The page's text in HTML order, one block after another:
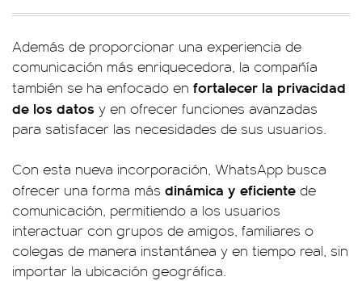
Además de proporcionar una experiencia de
comunicación más enriquecedora, la compañía
también se ha enfocado en fortalecer la privacidad
de los datos y en ofrecer funciones avanzadas
para satisfacer las necesidades de sus usuarios.
Con esta nueva incorporación, WhatsApp busca
ofrecer una forma más dinámica y eficiente de
comunicación, permitiendo a los usuarios
interactuar con grupos de amigos, familiares o
colegas de manera instantánea y en tiempo real, sin
importar la ubicación geográfica.